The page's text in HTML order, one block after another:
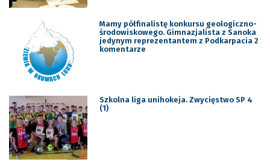
Mamy półfinalistę konkursu geologiczno-
środowiskowego. Gimnazjalista z Sanoka
jedynym reprezentantem z Podkarpacia 2
komentarze
Szkolna liga unihokeja. Zwycięstwo SP 4
(1)